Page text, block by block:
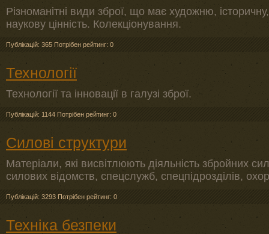
Різноманітні види зброї, що має художню,
наукову цінність. Колекціонування.
Публікацій: 365 Потрібен рейтинг: 0
Технології
Технології та інновації в галузі зброї.
Публікацій: 1144 Потрібен рейтинг: 0
Силові структури
Матеріали, які висвітлюють діяльність збройних
силових відомств, спецслужб, спецпідрозділів,
Публікацій: 3293 Потрібен рейтинг: 0
Техніка безпеки